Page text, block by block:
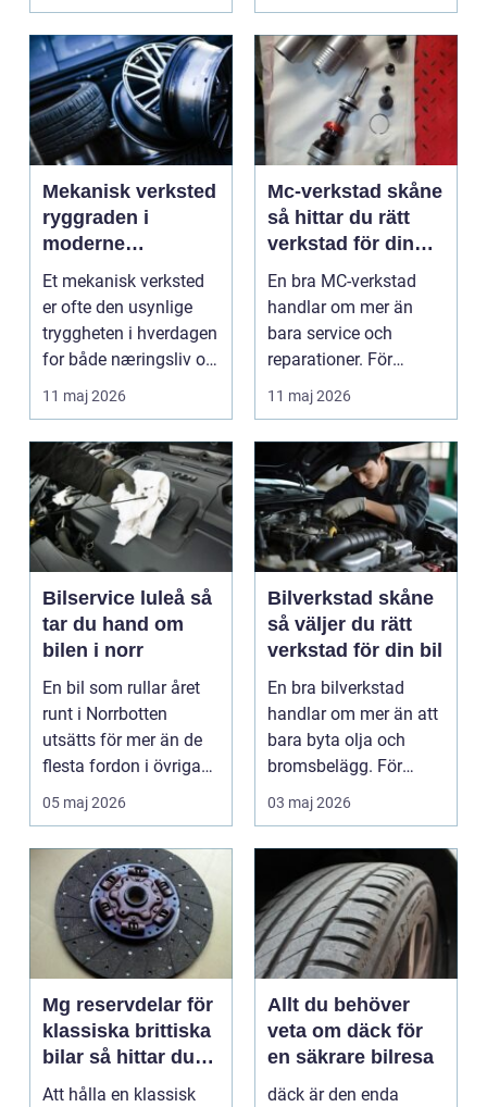
Mekanisk verksted
ryggraden i
moderne
maskinpark
Et mekanisk verksted
er ofte den usynlige
tryggheten i hverdagen
for både næringsliv og
privatperson...
11 maj 2026
Mc-verkstad skåne
så hittar du rätt
verkstad för din
motorcykel
En bra MC-verkstad
handlar om mer än
bara service och
reparationer. För
många förare i Skåne
är verk...
11 maj 2026
Bilservice luleå så
tar du hand om
bilen i norr
En bil som rullar året
runt i Norrbotten
utsätts för mer än de
flesta fordon i övriga
landet. Kyla, ...
05 maj 2026
Bilverkstad skåne
så väljer du rätt
verkstad för din bil
En bra bilverkstad
handlar om mer än att
bara byta olja och
bromsbelägg. För
många är bilen
avgörand...
03 maj 2026
Mg reservdelar för
klassiska brittiska
bilar så hittar du
rätt delar
Att hålla en klassisk
Allt du behöver
veta om däck för
en säkrare bilresa
däck är den enda